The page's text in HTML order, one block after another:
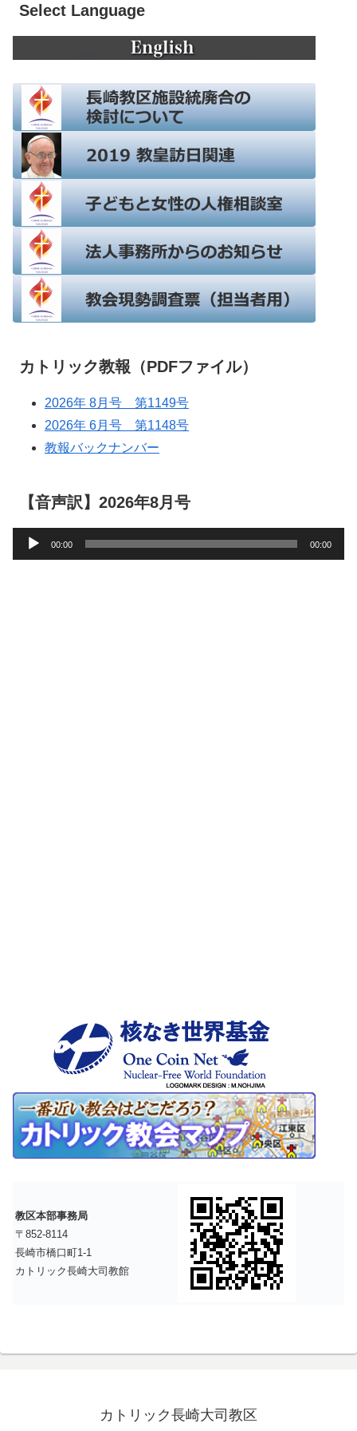
Select Language
カトリック教報（PDFファイル）
2026年 8月号 第1149号
2026年 6月号 第1148号
教報バックナンバー
【音声訳】2026年8月号
声
00:00 00:00
教区本部事務局
〒852-8114
長崎市橋口町1-1
カトリック長崎大司教館
カトリック長崎大司教区